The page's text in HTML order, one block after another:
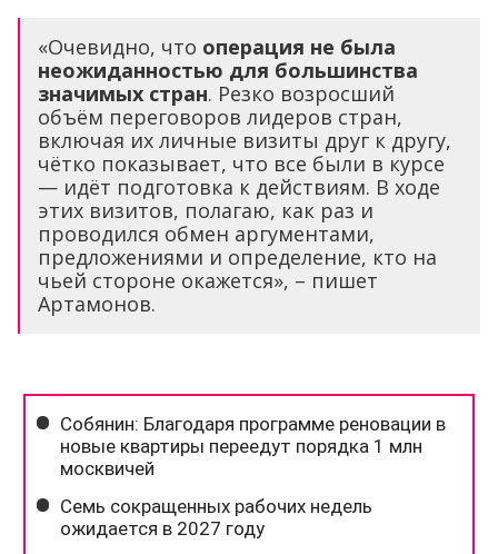
«Очевидно, что операция не была
неожиданностью для большинства
значимых стран. Резко возросший
объём переговоров лидеров стран,
включая их личные визиты друг к другу,
чётко показывает, что все были в курсе
— идёт подготовка к действиям. В ходе
этих визитов, полагаю, как раз и
проводился обмен аргументами,
предложениями и определение, кто на
чьей стороне окажется», – пишет
Артамонов.